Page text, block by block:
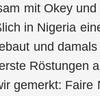
mit Okey
in Nigeria
und
Röstungen
gemerkt: Faire